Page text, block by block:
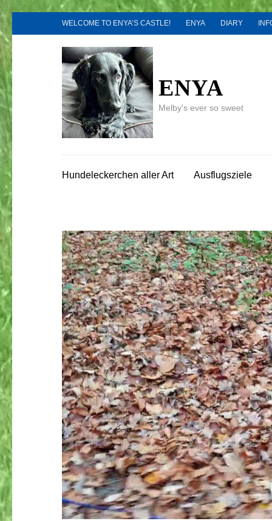
Zum
Inhalt
(Enter
drücken)
WELCOME TO ENYA’S CASTLE! ENYA DIARY
ENYA
Melby's ever so sweet
Hundeleckerchen aller Art Ausflugsziele